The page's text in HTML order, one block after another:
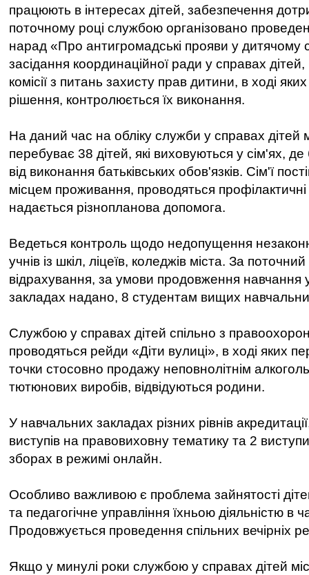
працюють в інтересах дітей, забезпечення
поточному році службою організовано
нарад «Про антигромадські прояви у дитячому
засідання координаційної ради у справах дітей,
комісії з питань захисту прав дитини, в ході яких
рішення, контролюється їх виконання.
На даний час на обліку служби у справах дітей
перебуває 38 дітей, які виховуються у сім'ях,
від виконання батьківських обов'язків. Сім'ї
місцем проживання, проводяться
надається різнопланова допомога.
Ведеться контроль щодо недопущення
учнів із шкіл, ліцеїв, коледжів міста. За
відрахування, за умови продовження навчання
закладах надано, 8 студентам вищих
Службою у справах дітей спільно з
проводяться рейди «Діти вулиці», в ході яких
точки стосовно продажу неповнолітнім
тютюнових виробів, відвідуються родини.
У навчальних закладах різних рівнів
виступів на правовиховну тематику та 2
зборах в режимі онлайн.
Особливо важливою є проблема зайнятості
та педагогічне управління їхньою діяльністю в
Продовжується проведення спільних вечірніх
Якщо у минулі роки службою у справах дітей